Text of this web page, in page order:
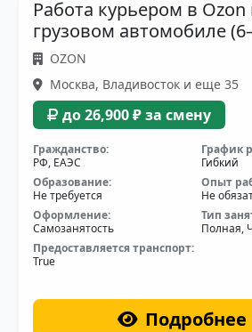
Работа курьером в
грузовом автомобиле
OZON
Москва, Владивосток и еще 35
до 26,900 ₽ за смену
Гражданство:
РФ, ЕАЭС
График
Гибкий
Образование:
Не требуется
Опыт
Не
Оформление:
Самозанятость
Тип
Полная,
Предоставляется транспорт:
True
Подробнее